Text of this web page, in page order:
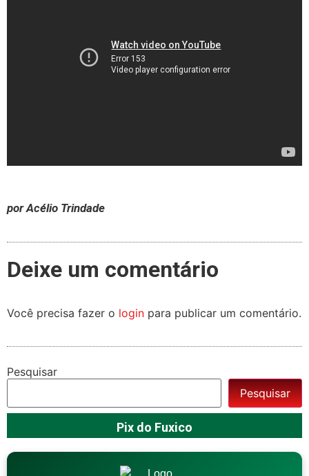
por Acélio Trindade
Deixe um comentário
Você precisa fazer o login para publicar um comentário.
Pesquisar
Pesquisar
Pix do Fuxico